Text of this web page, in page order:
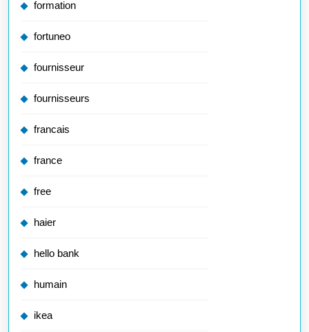
formation
fortuneo
fournisseur
fournisseurs
francais
france
free
haier
hello bank
humain
ikea